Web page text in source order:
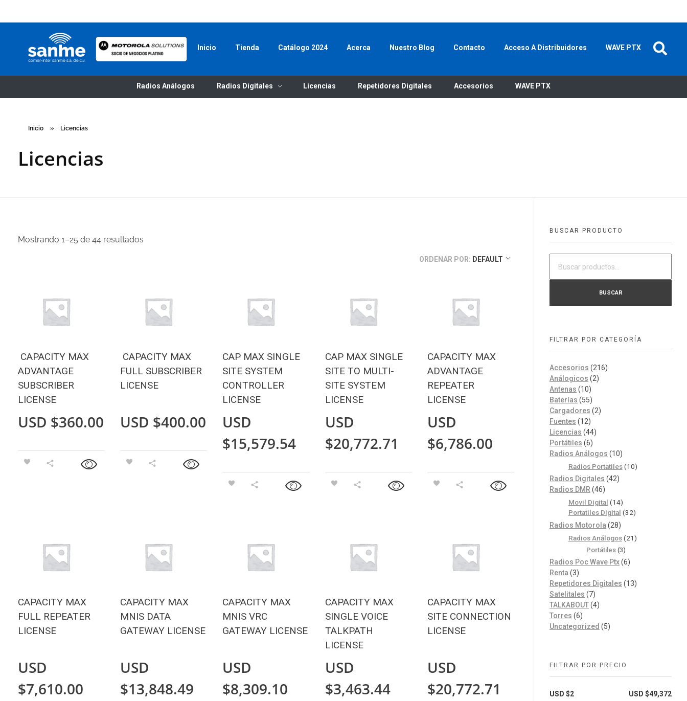
Inicio Tienda Catálogo 2024 Acerca Nuestro Blog Contacto Acceso A Distribuidores WAVE PTX
Radios Análogos Radios Digitales Licencias Repetidores Digitales Accesorios WAVE PTX
Inicio » Licencias
Licencias
Mostrando 1–25 de 44 resultados
ORDENAR POR: DEFAULT
CAPACITY MAX
ADVANTAGE
SUBSCRIBER
LICENSE
USD $360.00
CAPACITY MAX
FULL SUBSCRIBER
LICENSE
USD $400.00
CAP MAX SINGLE
SITE SYSTEM
CONTROLLER
LICENSE
USD
$15,579.54
CAP MAX SINGLE
SITE TO MULTI-
SITE SYSTEM
LICENSE
USD
$20,772.71
CAPACITY MAX
ADVANTAGE
REPEATER
LICENSE
USD
$6,786.00
CAPACITY MAX
FULL REPEATER
LICENSE
USD
$7,610.00
CAPACITY MAX
MNIS DATA
GATEWAY LICENSE
USD
$13,848.49
CAPACITY MAX
MNIS VRC
GATEWAY LICENSE
USD
$8,309.10
CAPACITY MAX
SINGLE VOICE
TALKPATH
LICENSE
USD
$3,463.44
CAPACITY MAX
SITE CONNECTION
LICENSE
USD
$20,772.71
BUSCAR PRODUCTO
BUSCAR
FILTRAR POR CATEGORÍA
Accesorios (216)
Análogicos (2)
Antenas (10)
Baterías (55)
Cargadores (2)
Fuentes (12)
Licencias (44)
Portátiles (6)
Radios Análogos (10)
Radios Portatiles (10)
Radios Digitales (42)
Radios DMR (46)
Movil Digital (14)
Portatiles Digital (32)
Radios Motorola (28)
Radios Análogos (21)
Portátiles (3)
Radios Poc Wave Ptx(6)
Renta (3)
Repetidores Digitales (13)
Satelitales (7)
TALKABOUT(4)
Torres (6)
Uncategorized (5)
FILTRAR POR PRECIO
USD $2 USD $49,372